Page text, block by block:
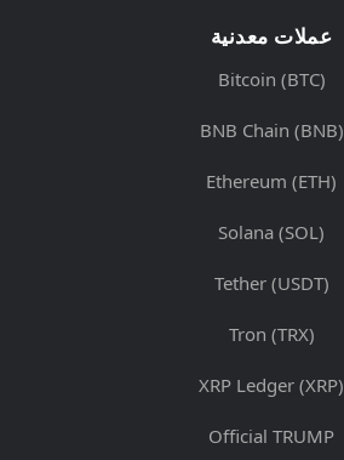
عملات معدنية
Bitcoin (BTC)
BNB Chain (BNB)
Ethereum (ETH)
Solana (SOL)
Tether (USDT)
Tron (TRX)
XRP Ledger (XRP)
Official TRUMP